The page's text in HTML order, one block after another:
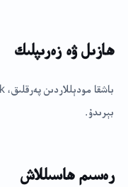
ھازىل ۋە زەرىپلىك
بېرىدۇ.
رەسىم ھاسىللاش